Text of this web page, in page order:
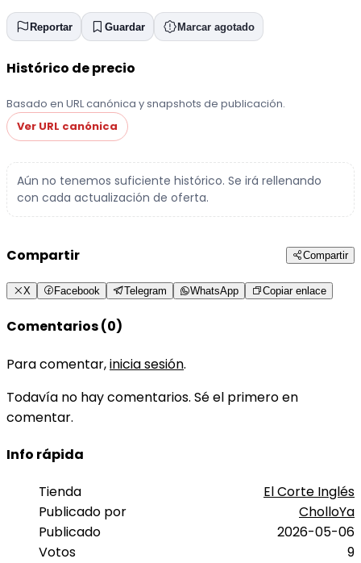
Reportar Guardar Marcar agotado
Histórico de precio
Basado en URL canónica y snapshots de publicación.
Ver URL canónica
Aún no tenemos suficiente histórico. Se irá rellenando
con cada actualización de oferta.
Compartir Compartir
X Facebook Telegram WhatsApp Copiar enlace
Comentarios (0)
Para comentar,inicia sesión.
Todavía no hay comentarios. Sé el primero en
comentar.
Info rápida
Tienda
El Corte Inglés
Publicado por
CholloYa
Publicado
2026-05-06
Votos
9